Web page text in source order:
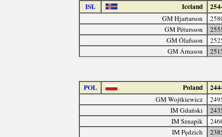
ISL Iceland
GM Hjartarson
GM Pétursson
GM Ólafsson
GM Árnason
POL Poland
GM Wojtkiewicz
IM Gdański
IM Sznapik
IM Pędzich